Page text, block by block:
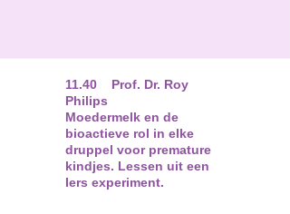
11.40 Prof. Dr. Roy
Philips
Moedermelk en de
bioactieve rol in elke
druppel voor premature
kindjes. Lessen uit een
Iers experiment.